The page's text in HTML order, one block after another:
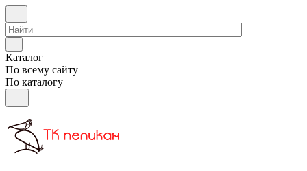
Каталог
По всему сайту
По каталогу